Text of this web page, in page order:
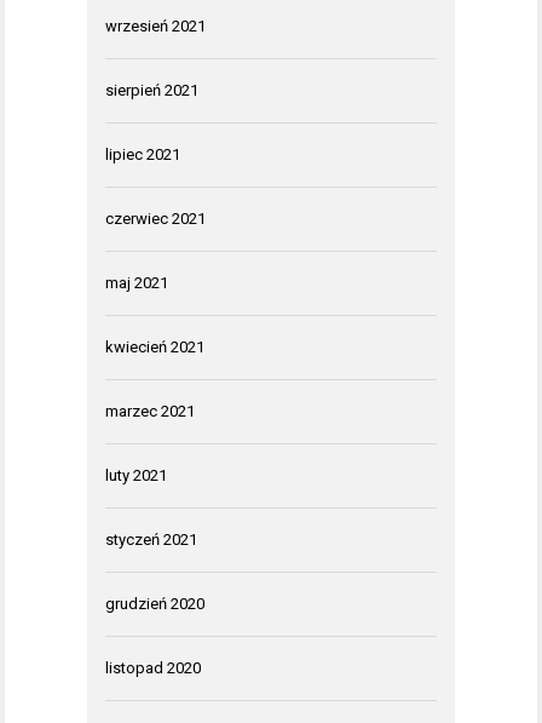
wrzesień 2021
sierpień 2021
lipiec 2021
czerwiec 2021
maj 2021
kwiecień 2021
marzec 2021
luty 2021
styczeń 2021
grudzień 2020
listopad 2020